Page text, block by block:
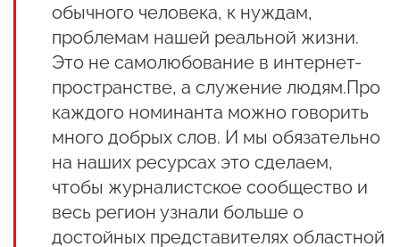
обычного человека, к нуждам,
проблемам нашей реальной жизни.
Это не самолюбование в интернет-
пространстве, а служение людям.Про
каждого номинанта можно говорить
много добрых слов. И мы обязательно
на наших ресурсах это сделаем,
чтобы журналистское сообщество и
весь регион узнали больше о
достойных представителях областной